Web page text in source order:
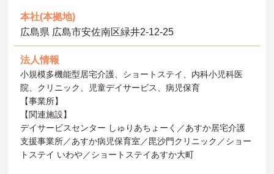
本社(本拠地)
広島県 広島市安佐南区緑井2-12-25
法人情報
小規模多機能型居宅介護、ショートステイ、内科小児科医
院、クリニック、児童デイサービス、病児保育
【事業所】
【関連施設】
デイサービスセンター しゅりあちょーく／あすか居宅介護
支援事業所／あすか病児保育室／毘沙門クリニック／ショー
トステイ いわや／ショートステイあすか大町